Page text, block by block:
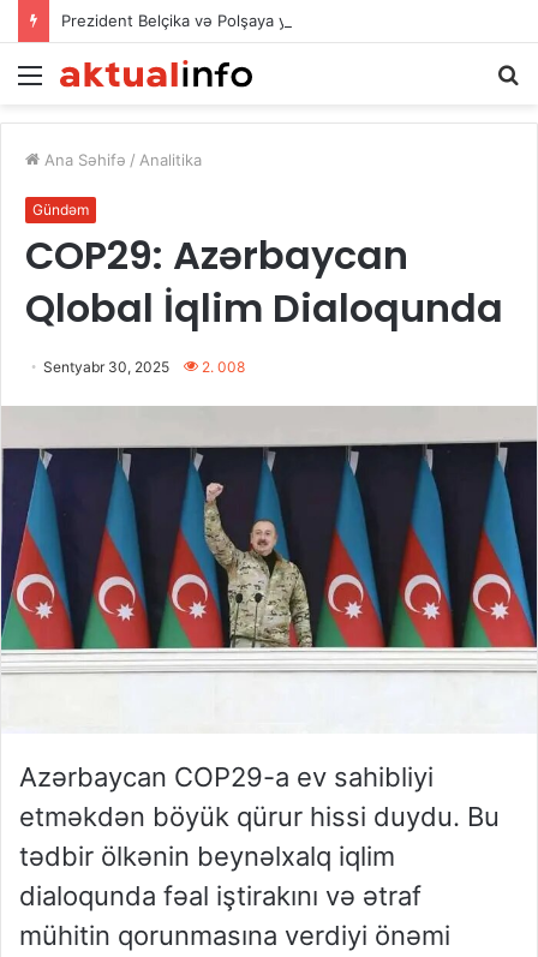
Prezident Belçika və Polşaya yeni səfirlər təyin etdi
Menu
Ana Səhifə / Analitika
Gündəm
COP29: Azərbaycan
Qlobal İqlim Dialoqunda
Sentyabr 30, 2025 2. 008
Azərbaycan COP29-a ev sahibliyi
etməkdən böyük qürur hissi duydu. Bu
tədbir ölkənin beynəlxalq iqlim
dialoqunda fəal iştirakını və ətraf
mühitin qorunmasına verdiyi önəmi